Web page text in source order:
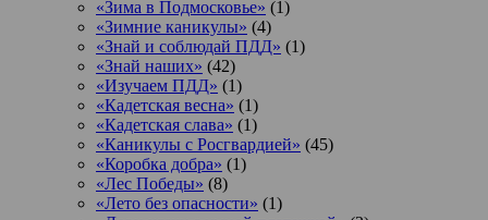
«Зима в Подмосковье» (1)
«Зимние каникулы» (4)
«Знай и соблюдай ПДД» (1)
«Знай наших» (42)
«Изучаем ПДД» (1)
«Кадетская весна» (1)
«Кадетская слава» (1)
«Каникулы с Росгвардией» (45)
«Коробка добра» (1)
«Лес Победы» (8)
«Лето без опасности» (1)